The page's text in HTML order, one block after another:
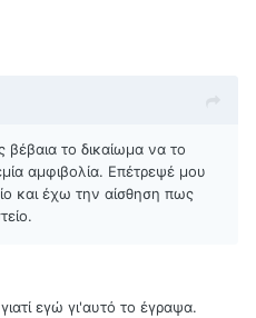
το δικαίωμα να το
αμφιβολία. Επέτρεψέ μου
και έχω την αίσθηση πως
εγώ γι'αυτό το έγραψα.